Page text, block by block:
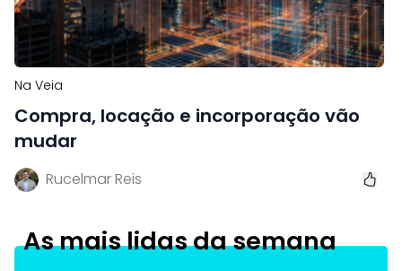
Na Veia
Compra, locação e incorporação vão
mudar
Rucelmar Reis
As mais lidas da semana